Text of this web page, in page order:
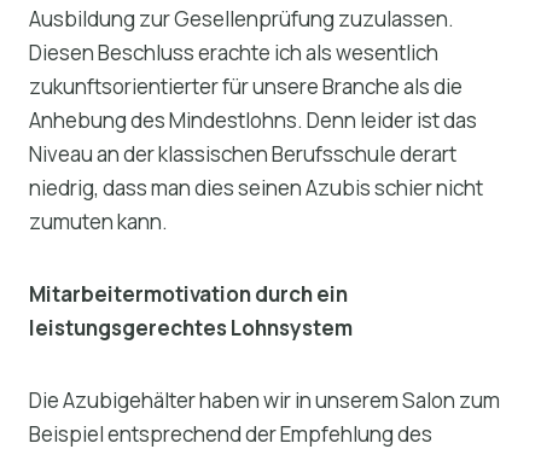
Ausbildung zur Gesellenprüfung zuzulassen.
Diesen Beschluss erachte ich als wesentlich
zukunftsorientierter für unsere Branche als die
Anhebung des Mindestlohns. Denn leider ist das
Niveau an der klassischen Berufsschule derart
niedrig, dass man dies seinen Azubis schier nicht
zumuten kann.
Mitarbeitermotivation durch ein
leistungsgerechtes Lohnsystem
Die Azubigehälter haben wir in unserem Salon zum
Beispiel entsprechend der Empfehlung des